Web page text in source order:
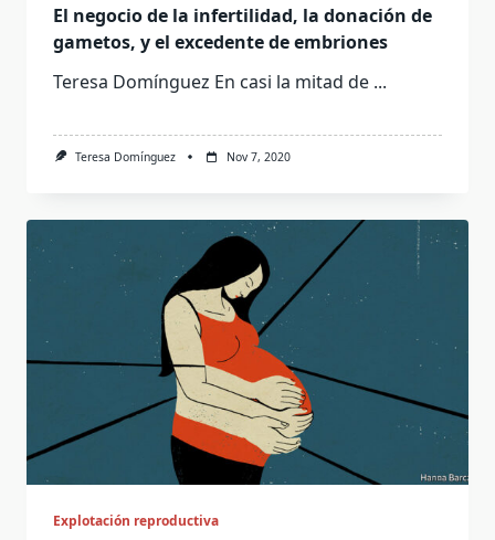
El negocio de la infertilidad, la donación de
gametos, y el excedente de embriones
Teresa Domínguez En casi la mitad de ...
Teresa Domínguez Nov 7, 2020
Explotación reproductiva